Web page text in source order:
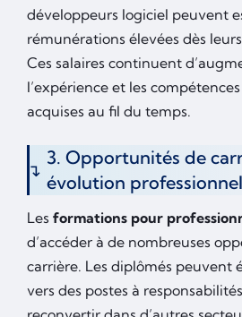
développeurs logiciel peuvent
rémunérations élevées dès
Ces salaires continuent
l’expérience et les
acquises au fil du temps.
3. Opportunités de
évolution
Les formations pour
d’accéder à de nombreuses
carrière. Les diplômés peuvent
vers des postes à